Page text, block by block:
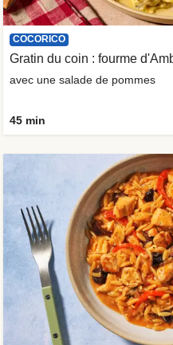
COCORICO
Gratin du coin : fourme
avec une salade de pommes
45 min